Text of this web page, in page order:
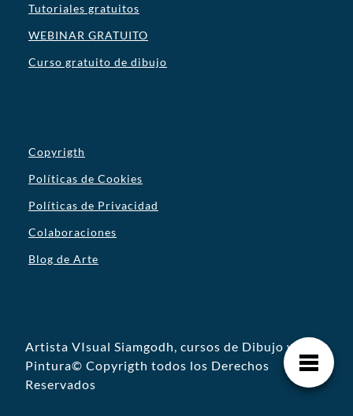
Tutoriales gratuitos
WEBINAR GRATUITO
Curso gratuito de dibujo
Copyrigth
Políticas de Cookies
Políticas de Privacidad
Colaboraciones
Blog de Arte
Artista VIsual Siamgodh, cursos de Dibujo y
Pintura© Copyrigth todos los Derechos
Reservados